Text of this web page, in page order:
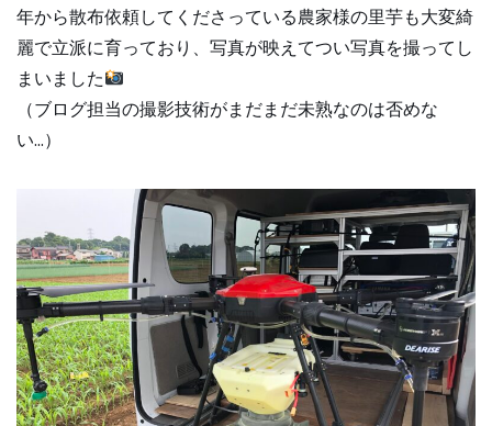
年から散布依頼してくださっている農家様の里芋も大変綺
麗で立派に育っており、写真が映えてつい写真を撮ってし
まいました
（ブログ担当の撮影技術がまだまだ未熟なのは否めな
い…）